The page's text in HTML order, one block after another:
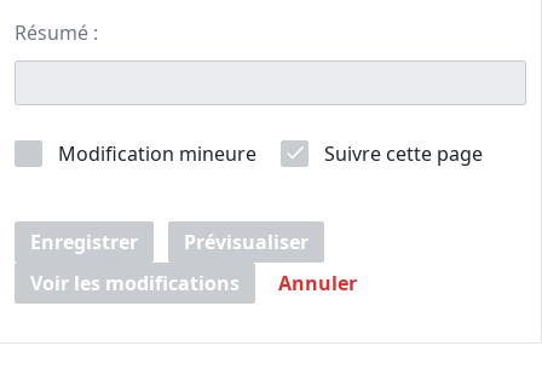
Résumé :
Modification mineure Suivre cette page
Enregistrer
Prévisualiser
Voir les modifications
Annuler